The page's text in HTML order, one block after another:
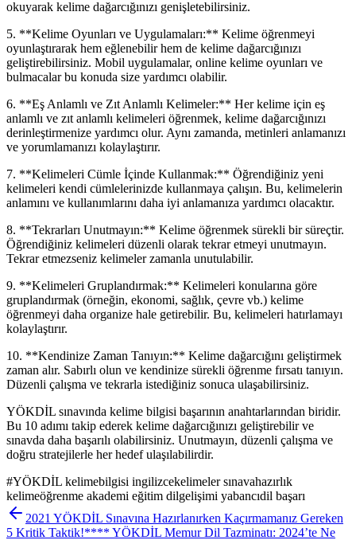
okuyarak kelime dağarcığınızı genişletebilirsiniz.
5. **Kelime Oyunları ve Uygulamaları:** Kelime öğrenmeyi
oyunlaştırarak hem eğlenebilir hem de kelime dağarcığınızı
geliştirebilirsiniz. Mobil uygulamalar, online kelime oyunları ve
bulmacalar bu konuda size yardımcı olabilir.
6. **Eş Anlamlı ve Zıt Anlamlı Kelimeler:** Her kelime için eş
anlamlı ve zıt anlamlı kelimeleri öğrenmek, kelime dağarcığınızı
derinleştirmenize yardımcı olur. Aynı zamanda, metinleri anlamanızı
ve yorumlamanızı kolaylaştırır.
7. **Kelimeleri Cümle İçinde Kullanmak:** Öğrendiğiniz yeni
kelimeleri kendi cümlelerinizde kullanmaya çalışın. Bu, kelimelerin
anlamını ve kullanımlarını daha iyi anlamanıza yardımcı olacaktır.
8. **Tekrarları Unutmayın:** Kelime öğrenmek sürekli bir süreçtir.
Öğrendiğiniz kelimeleri düzenli olarak tekrar etmeyi unutmayın.
Tekrar etmezseniz kelimeler zamanla unutulabilir.
9. **Kelimeleri Gruplandırmak:** Kelimeleri konularına göre
gruplandırmak (örneğin, ekonomi, sağlık, çevre vb.) kelime
öğrenmeyi daha organize hale getirebilir. Bu, kelimeleri hatırlamayı
kolaylaştırır.
10. **Kendinize Zaman Tanıyın:** Kelime dağarcığını geliştirmek
zaman alır. Sabırlı olun ve kendinize sürekli öğrenme fırsatı tanıyın.
Düzenli çalışma ve tekrarla istediğiniz sonuca ulaşabilirsiniz.
YÖKDİL sınavında kelime bilgisi başarının anahtarlarından biridir.
Bu 10 adımı takip ederek kelime dağarcığınızı geliştirebilir ve
sınavda daha başarılı olabilirsiniz. Unutmayın, düzenli çalışma ve
doğru stratejilerle her hedef ulaşılabilirdir.
#YÖKDİL kelimebilgisi ingilizcekelimeler sınavahazırlık
kelimeöğrenme akademi eğitim dilgelişimi yabancıdil başarı
2021 YÖKDİL Sınavına Hazırlanırken Kaçırmamanız Gereken
5 Kritik Taktik!**** YÖKDİL Memur Dil Tazminatı: 2024’te Ne